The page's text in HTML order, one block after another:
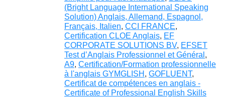
(Bright Language International Speaking
Solution) Anglais, Allemand, Espagnol,
Français, Italien, CCI FRANCE,
Certification CLOE Anglais, EF
CORPORATE SOLUTIONS BV, EFSET
Test d’Anglais Professionnel et Général ,
A9, Certification/Formation professionnelle
à l'anglais GYMGLISH , GOFLUENT,
Certificat de compétences en anglais -
Certificate of Professional English Skills